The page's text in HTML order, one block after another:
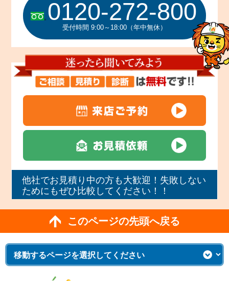
0120-272-800
受付時間 9:00～18:00（年中無休）
他社でお見積り中の方も大歓迎！失敗しない
ためにもぜひ比較してください！！
このページの先頭へ戻る